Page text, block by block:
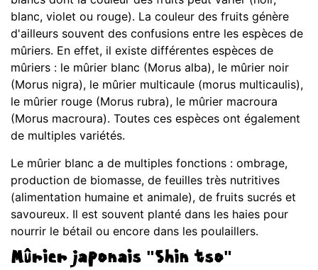
blanc, violet ou rouge). La couleur des fruits génère
d'ailleurs souvent des confusions entre les espèces de
mûriers. En effet, il existe différentes espèces de
mûriers : le mûrier blanc (Morus alba), le mûrier noir
(Morus nigra), le mûrier multicaule (morus multicaulis),
le mûrier rouge (Morus rubra), le mûrier macroura
(Morus macroura). Toutes ces espèces ont également
de multiples variétés.
Le mûrier blanc a de multiples fonctions : ombrage,
production de biomasse, de feuilles très nutritives
(alimentation humaine et animale), de fruits sucrés et
savoureux. Il est souvent planté dans les haies pour
nourrir le bétail ou encore dans les poulaillers.
Mûrier japonais "Shin tso"